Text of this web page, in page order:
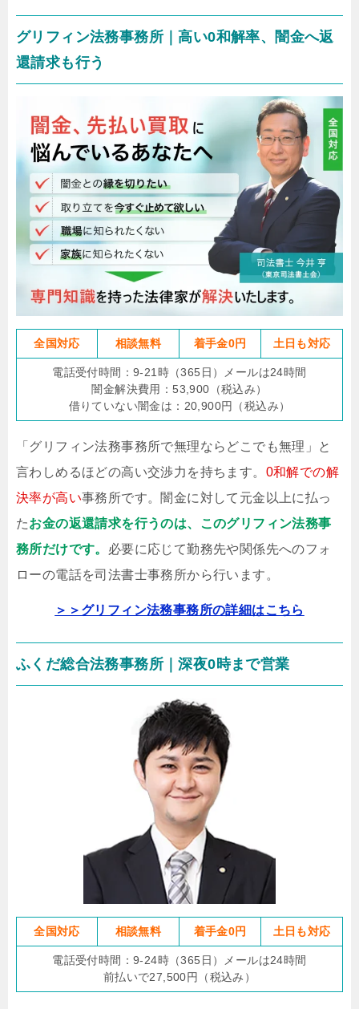
グリフィン法務事務所｜高い0和解率、闇金へ返
還請求も行う
全国対応 相談無料 着手金0円 土日も対応
電話受付時間：9-21時（365日）メールは24時間
闇金解決費用：53,900（税込み）
借りていない闇金は：20,900円（税込み）
「グリフィン法務事務所で無理ならどこでも無理」と
言わしめるほどの高い交渉力を持ちます。 0和解での解
決率が高い事務所です。闇金に対して元金以上に払っ
たお金の返還請求を行うのは、このグリフィン法務事
務所だけです。 必要に応じて勤務先や関係先へのフォ
ローの電話を司法書士事務所から行います。
＞＞グリフィン法務事務所の詳細はこちら
ふくだ総合法務事務所｜深夜0時まで営業
全国対応 相談無料 着手金0円 土日も対応
電話受付時間：9-24時（365日）メールは24時間
前払いで27,500円（税込み）